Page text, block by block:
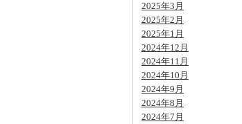
2025年3月
2025年2月
2025年1月
2024年12月
2024年11月
2024年10月
2024年9月
2024年8月
2024年7月